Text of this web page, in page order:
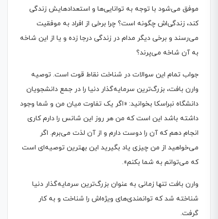
موفق می‌شود با توجه به توانایی‌ها و استعدادهایش زندگی
کند، زندگی‌اش چگونه است؟ چرا برخی از افراد به موفقیت
می‌رسند و برخی دیگر مدام در زندگی درجا زده و یا از این شاخه
به آن شاخه می‌پرند؟
جواب تمام این سوالات در شناخت نقاط قوت است. توصیه
وارن بافت، بزرگ‌ترین سرمایه‌گذار دنیا را در جمع دانشجویان
دانشگاه نبراسکا بخوانید: «اگر یک تفاوت میان من و شما وجود
داشته باشد این است که من هر روز این شانس را دارم کاری
انجام دهم که آن را دوست دارم و از آن لذت می‌برم. اگر
می‌خواهید از من چیزی یاد بگیرید این بهترین توصیه‌ای است
که می‌توانم به شما بکنم».
وارن بافت تنها زمانی به عنوان بزرگ‌ترین سرمایه‌گذار دنیا
شناخته شد که توانمندی‌های ویژه‌اش را شناخت و به کار
گرفت.